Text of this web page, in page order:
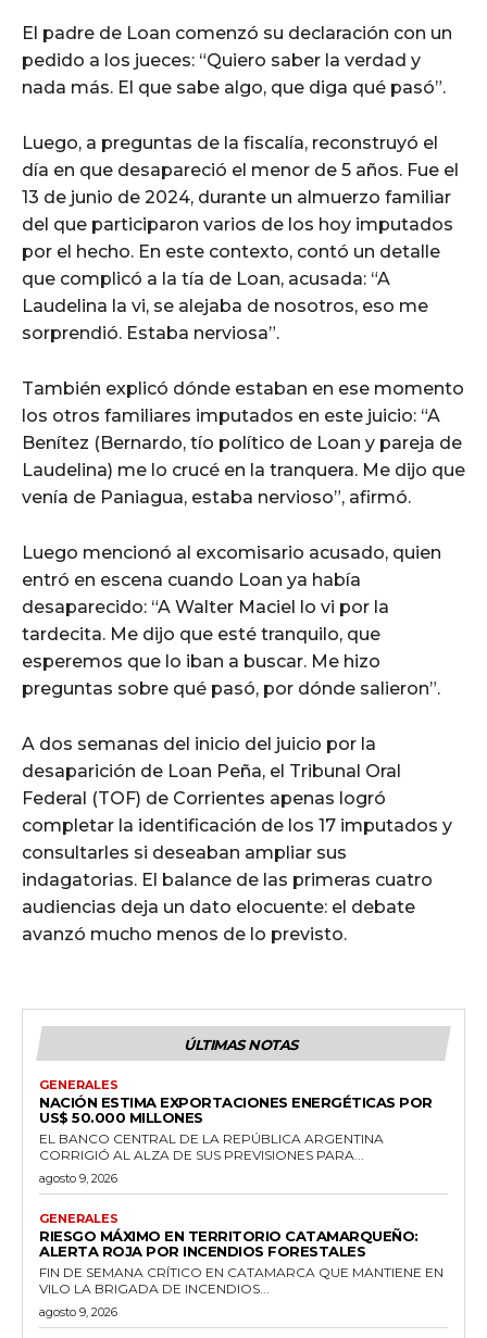
El padre de Loan comenzó su declaración con un
pedido a los jueces: “Quiero saber la verdad y
nada más. El que sabe algo, que diga qué pasó”.
Luego, a preguntas de la fiscalía, reconstruyó el
día en que desapareció el menor de 5 años. Fue el
13 de junio de 2024, durante un almuerzo familiar
del que participaron varios de los hoy imputados
por el hecho. En este contexto, contó un detalle
que complicó a la tía de Loan, acusada: “A
Laudelina la vi, se alejaba de nosotros, eso me
sorprendió. Estaba nerviosa”.
También explicó dónde estaban en ese momento
los otros familiares imputados en este juicio: “A
Benítez (Bernardo, tío político de Loan y pareja de
Laudelina) me lo crucé en la tranquera. Me dijo que
venía de Paniagua, estaba nervioso”, afirmó.
Luego mencionó al excomisario acusado, quien
entró en escena cuando Loan ya había
desaparecido: “A Walter Maciel lo vi por la
tardecita. Me dijo que esté tranquilo, que
esperemos que lo iban a buscar. Me hizo
preguntas sobre qué pasó, por dónde salieron”.
A dos semanas del inicio del juicio por la
desaparición de Loan Peña, el Tribunal Oral
Federal (TOF) de Corrientes apenas logró
completar la identificación de los 17 imputados y
consultarles si deseaban ampliar sus
indagatorias. El balance de las primeras cuatro
audiencias deja un dato elocuente: el debate
avanzó mucho menos de lo previsto.
ÚLTIMAS NOTAS
GENERALES
NACIÓN ESTIMA EXPORTACIONES ENERGÉTICAS POR
US$ 50.000 MILLONES
EL BANCO CENTRAL DE LA REPÚBLICA ARGENTINA
CORRIGIÓ AL ALZA DE SUS PREVISIONES PARA...
agosto 9, 2026
GENERALES
RIESGO MÁXIMO EN TERRITORIO CATAMARQUEÑO:
ALERTA ROJA POR INCENDIOS FORESTALES
FIN DE SEMANA CRÍTICO EN CATAMARCA QUE MANTIENE EN
VILO LA BRIGADA DE INCENDIOS...
agosto 9, 2026